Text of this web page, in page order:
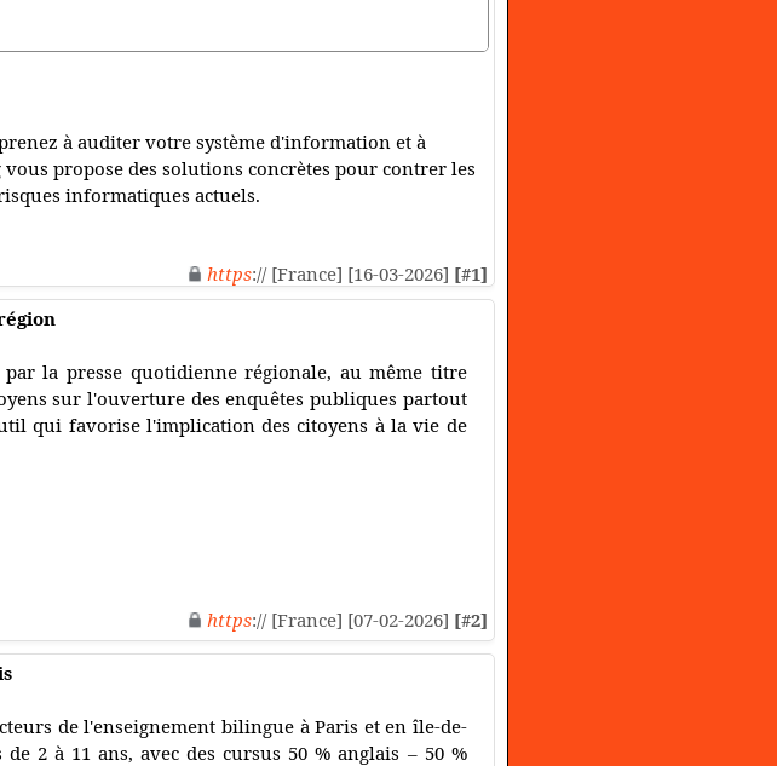
à auditer votre système d'information et à
propose des solutions concrètes pour contrer les
informatiques actuels.
https:// [France] [16-03-2026] [#1]
la presse quotidienne régionale, au même titre
sur l'ouverture des enquêtes publiques partout
qui favorise l'implication des citoyens à la vie de
https:// [France] [07-02-2026] [#2]
de l'enseignement bilingue à Paris et en île-de-
2 à 11 ans, avec des cursus 50 % anglais – 50 %